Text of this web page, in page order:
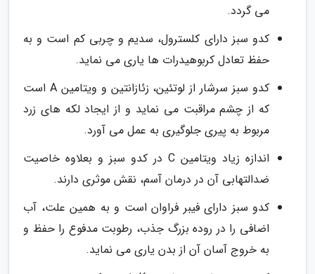
می گردد.
کدو سبز دارای کلسترول، سدیم و چربی کم است و به
حفظ تعادل کربوهیدرات ها یاری می نماید.
کدو سبز سرشار از لوتئین، زئازانتین و ویتامین A است
که از چشم مراقبت می نماید و از ایجاد لکه های زرد
مربوط به پیری جلوگیری به عمل می آورد.
اندازه زیاد ویتامین C در کدو سبز و بعلاوه خاصیت
ضدالتهابی آن در درمان آسم، نقش موثری دارند.
کدو سبز دارای فیبر فراوان است و به همین علت، آب
اضافی را در روده بزرگ جذب، رطوبت مدفوع را حفظ و
به خروج آسان آن از بدن یاری می نماید.